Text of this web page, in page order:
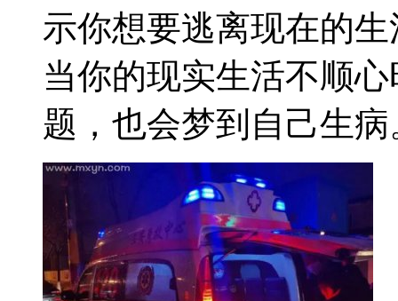
示你想要逃离现在的
当你的现实生活不顺
题，也会梦到自己生